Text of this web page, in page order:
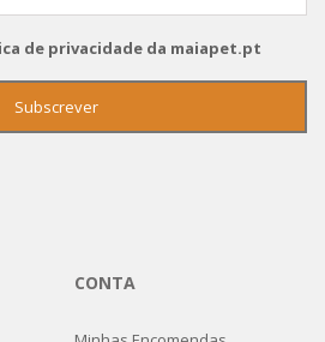
de privacidade da maiapet.pt
CONTA